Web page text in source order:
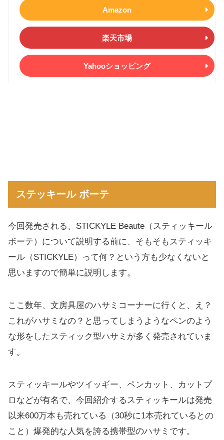
Amazon
楽天市場
Yahooショッピング
ステッキール ボーテ
今回発売される、STICKYLE Beaute（スティッキール
ボーテ）について説明する前に、そもそもスティッキ
ール（STICKYLE）って何？という方も少なくないと
思いますので簡単に説明します。
ここ数年、文房具屋のハサミコーナーに行くと、え？
これがハサミなの？と思ってしまうようなペンのよう
な形をしたスティック型ハサミが多く発売されていま
す。
スティッキールやツイッギー、ペンカット、カットプ
ロなどが有名で、今回紹介するスティッキールは発売
以来600万本も売れている（30秒に1本売れているとの
こと）爆発的な人気を誇る携帯型のハサミです。